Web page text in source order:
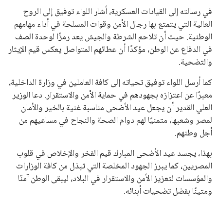
في رسالته إلى القيادات العسكرية، أشار اللواء توفيق إلى الروح
العالية التي يتمتع بها رجال الأمن وقوات المسلحة في أداء مهامهم
الوطنية. حيث أن تلاحم الشرطة والجيش يعد رمزًا لوحدة الصف
في الدفاع عن الوطن، مؤكدًا أن عطائهم المتواصل يعكس قيم الإيثار
والتضحية.
كما أرسل اللواء توفيق تحياته إلى كافة العاملين في وزارة الداخلية،
معبرًا عن اعتزازه بجهودهم في حماية الأمن والاستقرار. دعا الوزير
العلي القدير أن يجعل عيد الأضحى مناسبة غنية بالخير والأمان
لمصر وشعبها، متمنيًا لهم دوام الصحة والنجاح في مساعيهم من
أجل وطنهم.
بهذا، يجسد عيد الأضحى المبارك قيم الفخر والإخلاص في قلوب
المصريين، كما يبرز الجهود المخلصة التي تبذل من كافة الوزارات
والمؤسسات لتعزيز الأمن والاستقرار في البلاد، ليبقى الوطن آمنًا
ومتينًا بفضل تضحيات أبنائه.